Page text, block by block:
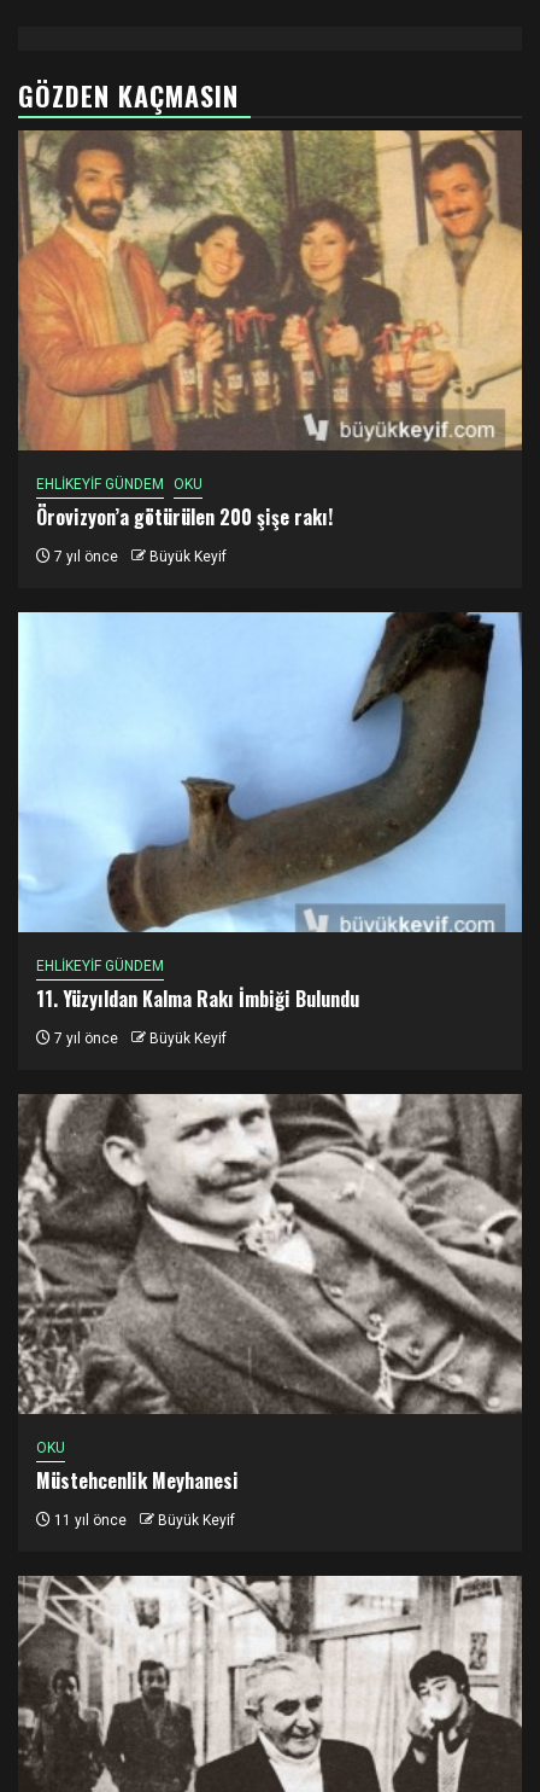
GÖZDEN KAÇMASIN
EHLİKEYİF GÜNDEM OKU
Örovizyon’a götürülen 200 şişe rakı!
7 yıl önce Büyük Keyif
EHLİKEYİF GÜNDEM
11. Yüzyıldan Kalma Rakı İmbiği Bulundu
7 yıl önce Büyük Keyif
OKU
Müstehcenlik Meyhanesi
11 yıl önce Büyük Keyif